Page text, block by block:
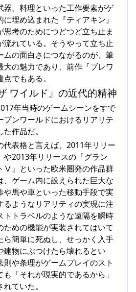
器、料理といった工作要素がゲ
埋め込まれた『ティアキン』
思考のためにつどつど立ち止ま
流れている。そうやって立ち止
ムの面白さにつながるのが、筆
大の魅力であり、前作『ブレワ
でもある。
ワイルド』の近代的精神
年当時のゲームシーンをすで
プンワールドにおけるリアリテ
作品だ。
代表格と言えば、2011年リリー
や2013年リリースの『グラン
Ⅴ』といった欧米圏発の作品群
、ゲーム内に設えられた巨大な
や馬や車といった移動手段で実
るようなリアリティの実現に注
トトラベルのような遠隔を瞬時
ための機能が実装されてはいて
ら簡単に死ぬし、せっかく入手
建物にぶつけたら壊れるとい
則や条理がゲームプレイのスト
「それが現実的であるから」
ていた。